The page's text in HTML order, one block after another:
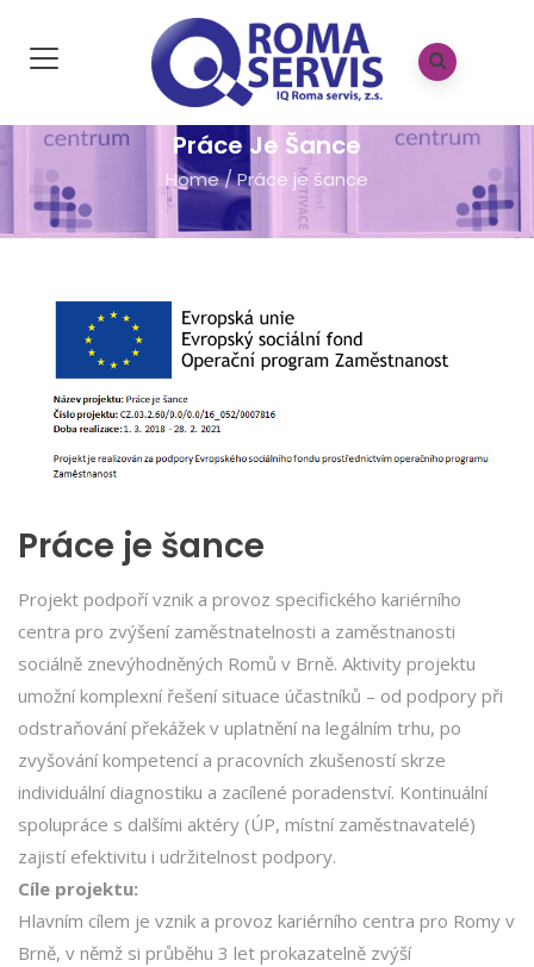
Práce Je Šance
Home/Práce je šance
Práce je šance
Projekt podpoří vznik a provoz specifického kariérního
centra pro zvýšení zaměstnatelnosti a zaměstnanosti
sociálně znevýhodněných Romů v Brně. Aktivity projektu
umožní komplexní řešení situace účastníků – od podpory při
odstraňování překážek v uplatnění na legálním trhu, po
zvyšování kompetencí a pracovních zkušeností skrze
individuální diagnostiku a zacílené poradenství. Kontinuální
spolupráce s dalšími aktéry (ÚP, místní zaměstnavatelé)
zajistí efektivitu i udržitelnost podpory.
Cíle projektu:
Hlavním cílem je vznik a provoz kariérního centra pro Romy v
Brně, v němž si průběhu 3 let prokazatelně zvýší